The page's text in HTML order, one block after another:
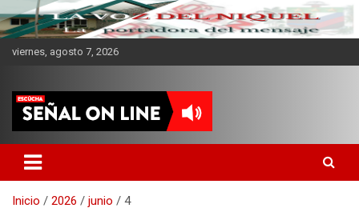
viernes, agosto 7, 2026
CMKV La Portadora del
Mensaje
Inicio 2026 junio 4